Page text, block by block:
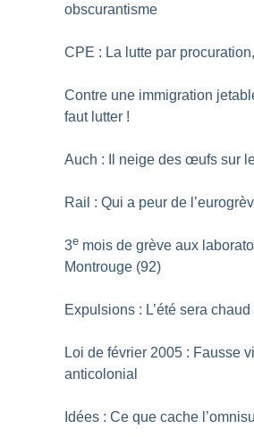
obscurantisme
CPE : La lutte par
Contre une immigration
faut lutter !
Auch : Il neige des œufs sur
Rail : Qui a peur de
3e mois de grève aux
Montrouge (92)
Expulsions : L’été sera chaud
Loi de février 2005 : Fausse
anticolonial
Idées : Ce que cache